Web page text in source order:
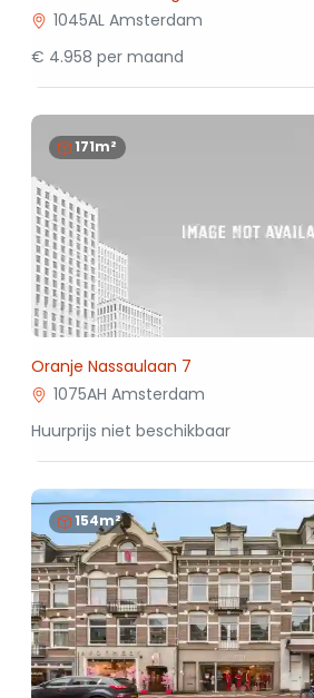
1045AL Amsterdam
€ 4.958 per maand
171m²
Oranje Nassaulaan 7
1075AH Amsterdam
Huurprijs niet beschikbaar
154m²